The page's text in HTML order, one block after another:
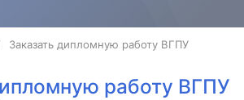
Заказать дипломную работу ВГПУ
работу ВГПУ